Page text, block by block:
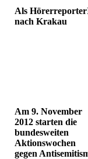
Als
nach Krakau
Am 9. November
2012 starten die
bundesweiten
Aktionswochen
gegen